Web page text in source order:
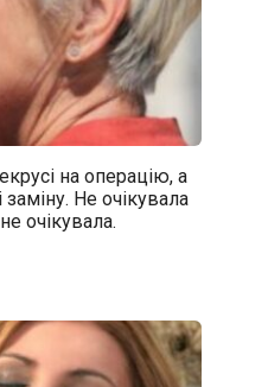
на операцію, а
Не очікувала
очікувала.